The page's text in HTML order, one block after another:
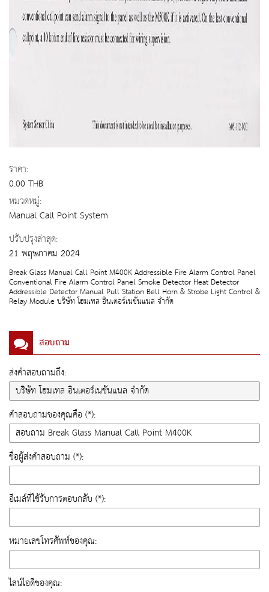
ราคา:
0.00 THB
หมวดหมู่:
Manual Call Point System
ปรับปรุงล่าสุด:
21 พฤษภาคม 2024
Break Glass Manual Call Point M400K Addressible Fire Alarm Control Panel
Conventional Fire Alarm Control Panel Smoke Detector Heat Detector
Addressible Detector Manual Pull Station Bell Horn & Strobe Light Control &
Relay Module บริษัท โฮมเทล อินเตอร์เนชั่นแนล จำกัด
สอบถาม
ส่งคำสอบถามถึง:
คำสอบถามของคุณคือ (*):
ชื่อผู้ส่งคำสอบถาม (*):
อีเมล์ที่ใช้รับการตอบกลับ (*):
หมายเลขโทรศัพท์ของคุณ:
ไลน์ไอดีของคุณ: